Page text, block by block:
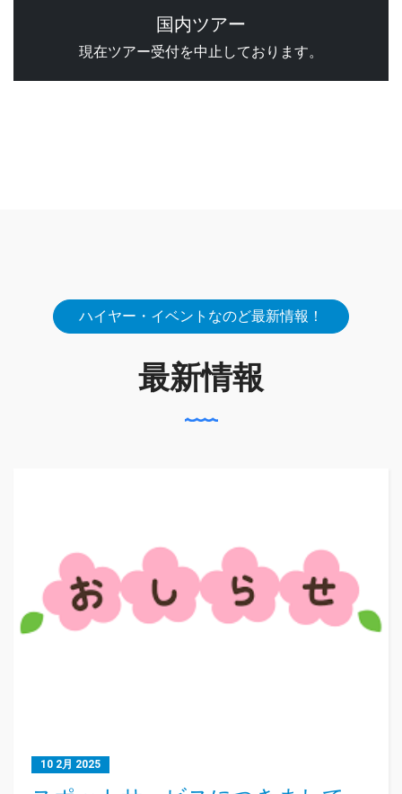
国内ツアー
現在ツアー受付を中止しております。
ハイヤー・イベントなのど最新情報！
最新情報
10 2月 2025